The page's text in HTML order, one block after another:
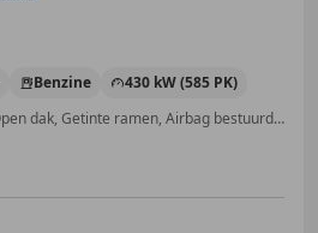
Benzine
430 kW (585 PK)
Verwarming zetels achter, Open dak, Getinte ramen, Airbag bestuurder, Stoelventilatie, Geheel digitaal combi-instrument, Grootlichtassistent, Alarm